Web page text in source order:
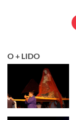
O + LIDO